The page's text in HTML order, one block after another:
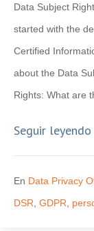
Data Subject
started with the
Certified
about the Data
Rights: What are
Seguir leyendo
En Data Privacy
DSR GDPR